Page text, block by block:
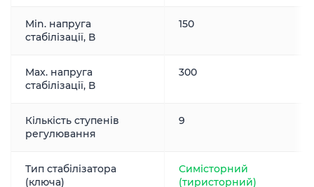
Min. напруга
стабілізації, В
150
Max. напруга
стабілізації, В
300
Кількість ступенів
регулювання
9
Тип стабілізатора
(ключа)
Симісторний
(тиристорний)